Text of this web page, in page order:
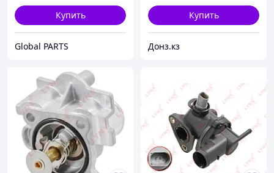
Купить
Global PARTS
Купить
Донз.кз